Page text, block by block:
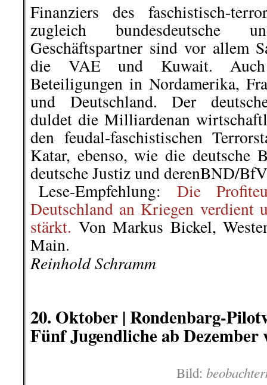
Finanziers des faschistisch-
zugleich bundesdeutsche
Geschäftspartner sind vor allem
die VAE und Kuwait. Auch
Beteiligungen in Nordamerika,
und Deutschland. Der
duldet die Milliardenan
den feudal-faschistischen
Katar, ebenso, wie die deutsche
deutsche Justiz und derenBND/
Lese-Empfehlung: Die
Deutschland an Kriegen verdient
stärkt. Von Markus Bickel,
Main.
Reinhold Schramm
20. Oktober |Rondenbarg-
Fünf Jugendliche ab
Bild: